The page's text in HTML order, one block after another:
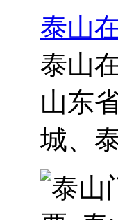
泰山
泰山
山东
城、